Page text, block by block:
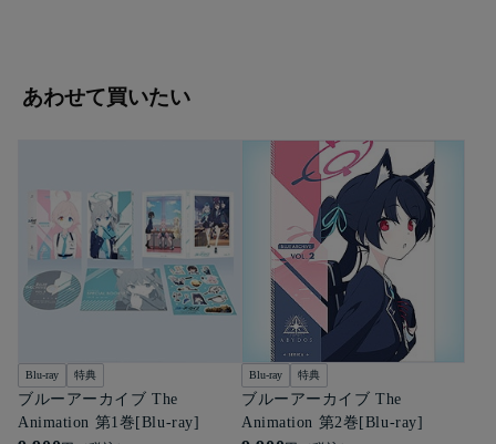
あわせて買いたい
Blu-ray 特典
ブルーアーカイブ The
Animation 第1巻[Blu-ray]
Blu-ray 特典
ブルーアーカイブ The
Animation 第2巻[Blu-ray]